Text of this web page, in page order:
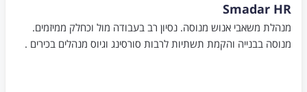
Smadar HR
מנהלת משאבי אנוש מנוסה. נסיון רב בעבודה מול וכחלק ממיזמים.
מנוסה בבנייה והקמת תשתיות לרבות סורסינג וגיוס מנהלים בכירים .